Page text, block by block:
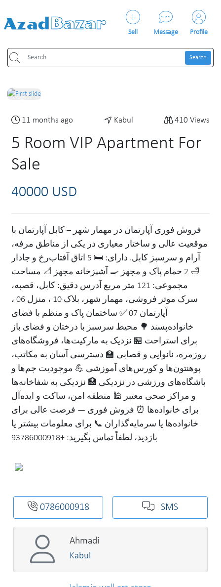
Sell Message Profile
Search
11 months ago Kabul 410 Views
5 Room VIP Apartment For
Sale
40000 USD
فروش فوری آپارتمان در مهمار شهر – کابل آپارتمان با
موقعیت عالی و ساختار معیاری در یکی از مناطق مرفه،
آرام و سرسبز کابل. دارای: 🛏 5 اتاق آفتاب‌رخ و جادار
🛁 2 حمام پاک و مجهز 🍳 آشپزخانه مجهز 📐 مساحت
مجموعی: 121 متر مربع آدرس دقیق: کابل، قصبه،
سرک موتر فروشی، مهمار شهر، بلاک 10 ، منزل 06 ،
آپارتمان 07 ✅ ساختمان پاک و منظم با فضای
خانواده‌پسند 🌳 محیط سرسبز با درختان و فضای باز
برای استراحت 🏪 نزدیک به مارکیت‌ها، فروشگاه‌های
روزمره، نانوایی و قصابی 🏫 دسترسی آسان به مکاتب،
پوهنتون‌ها و کورس‌های آموزشی 💪 موجودیت جم‌ها و
باشگاه‌های ورزشی در نزدیکی 🏥 نزدیکی به شفاخانه‌ها
و مراکز صحی معتبر 🕌 منطقه امن، ساکت و ایده‌آل
برای خانواده‌ها ⏰ فروش فوری — فرصت عالی برای
خانواده‌ها یا سرمایه‌گذاران 📞 برای معلومات بیشتر یا
بازدید، لطفاً تماس بگیرید: +93786000918
0786000918 SMS
Ahmadi
Kabul